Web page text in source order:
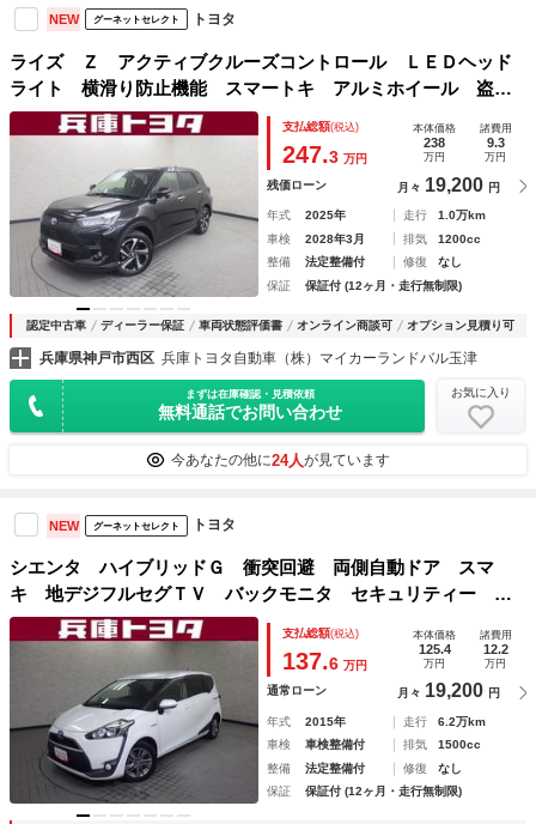
NEW グーネットセレクト トヨタ
ライズ Ｚ アクティブクルーズコントロール ＬＥＤヘッド
ライト 横滑り防止機能 スマートキ アルミホイール 盗難
防止システム キーレス サイドカーテンエアバック ＡＣ
エアバッグ ＡＢＳ 運転席助手席エアバッグ
支払総額(税込)
247.3 万円
本体価格
238
万円
諸費用
9.3
万円
残価ローン 月々 19,200 円
年式 2025年 走行
1.0万km
車検
2028年3月 排気
1200cc
整備
法定整備付 修復
なし
保証
保証付 (12ヶ月・走行無制限)
認定中古車 ディーラー保証 車両状態評価書 オンライン商談可 オプション見積り可
兵庫県神戸市西区 兵庫トヨタ自動車（株）マイカーランドバル玉津
まずは在庫確認・見積依頼
無料通話でお問い合わせ
お気に入り
今あなたの他に24人が見ています
NEW グーネットセレクト トヨタ
シエンタ ハイブリッドＧ 衝突回避 両側自動ドア スマ
キ 地デジフルセグＴＶ バックモニタ セキュリティー ナ
ビテレビ アルミホイール ＥＳＰ 運転席エアバック Ｐ
Ｓ ＥＴＣ キーレスエントリー ウォークスルー メモリナ
支払総額(税込)
137.6 万円
本体価格
125.4
万円
諸費用
12.2
万円
通常ローン 月々 19,200 円
年式 2015年 走行
6.2万km
車検
車検整備付 排気
1500cc
整備
法定整備付 修復
なし
保証
保証付 (12ヶ月・走行無制限)